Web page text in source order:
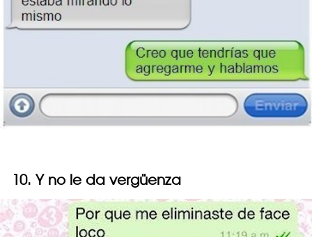
10. Y no le da vergüenza